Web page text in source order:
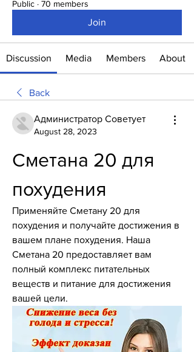
Public · 70 members
Join
Discussion Media Members About
Back
Администратор Советует
August 28, 2023
Сметана 20 для
похудения
Применяйте Сметану 20 для
похудения и получайте достижения в
вашем плане похудения. Наша
Сметана 20 предоставляет вам
полный комплекс питательных
веществ и питание для достижения
вашей цели.